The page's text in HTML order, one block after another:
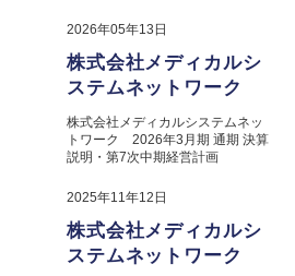
2026年05年13日
株式会社メディカルシ
ステムネットワーク
株式会社メディカルシステムネッ
トワーク 2026年3月期 通期 決算
説明・第7次中期経営計画
2025年11年12日
株式会社メディカルシ
ステムネットワーク